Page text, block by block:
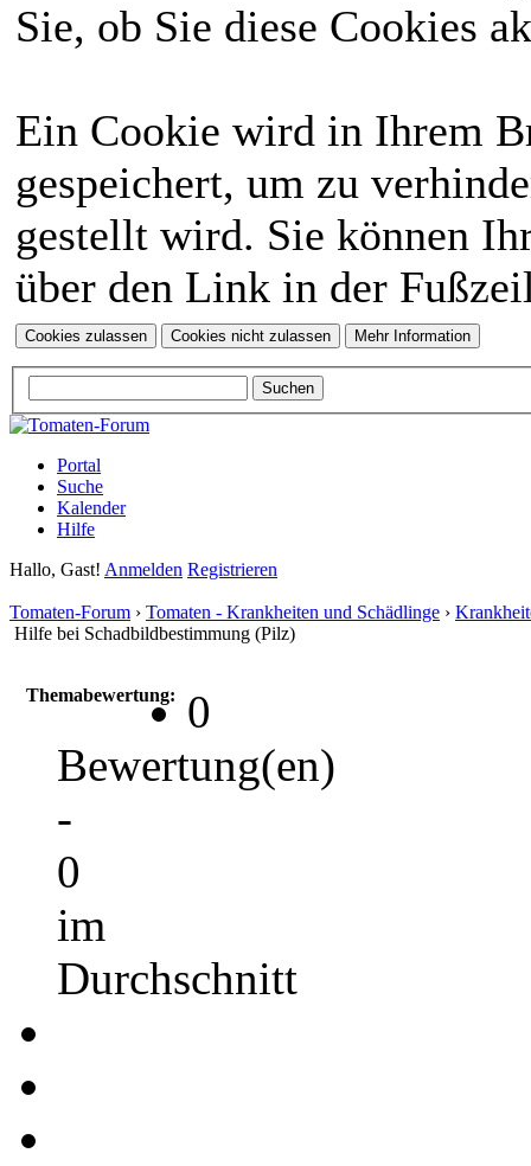
Sie, ob Sie diese Cookies
Ein Cookie wird in Ihrem
gespeichert, um zu
gestellt wird. Sie können
über den Link in der
Portal
Suche
Kalender
Hilfe
Hallo, Gast! Anmelden Registrieren
Tomaten-Forum › Tomaten - Krankheiten und Schädlinge ›
Hilfe bei Schadbildbestimmung (Pilz)
Themabewertung:
0
Bewertung(en)
-
0
im
Durchschnitt